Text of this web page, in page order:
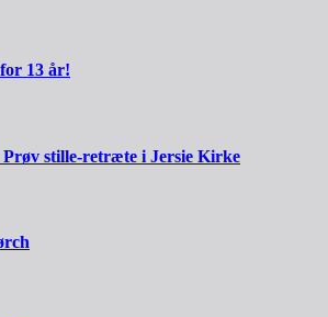
13 år!
stille-retræte i Jersie Kirke